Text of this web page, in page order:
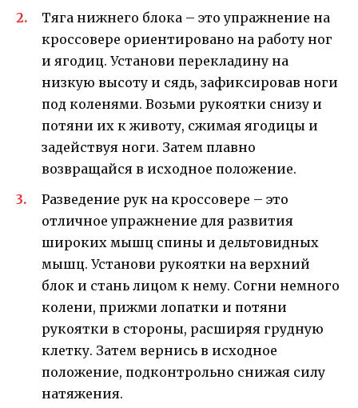
Тяга нижнего блока – это упражнение на
кроссовере ориентировано на работу ног
и ягодиц. Установи перекладину на
низкую высоту и сядь, зафиксировав ноги
под коленями. Возьми рукоятки снизу и
потяни их к животу, сжимая ягодицы и
задействуя ноги. Затем плавно
возвращайся в исходное положение.
Разведение рук на кроссовере – это
отличное упражнение для развития
широких мышц спины и дельтовидных
мышц. Установи рукоятки на верхний
блок и стань лицом к нему. Согни немного
колени, прижми лопатки и потяни
рукоятки в стороны, расширяя грудную
клетку. Затем вернись в исходное
положение, подконтрольно снижая силу
натяжения.